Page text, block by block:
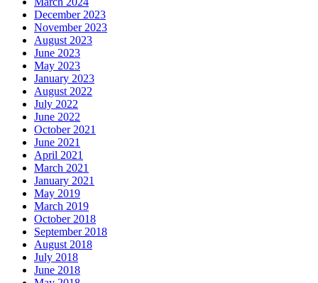
December 2023
November 2023
August 2023
June 2023
May 2023
January 2023
August 2022
July 2022
June 2022
October 2021
June 2021
April 2021
March 2021
January 2021
May 2019
March 2019
October 2018
September 2018
August 2018
July 2018
June 2018